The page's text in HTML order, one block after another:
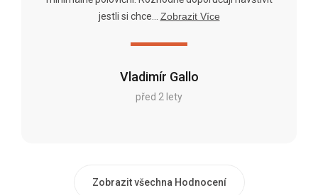
Vladimír Gallo
před 2 lety
jestli si chce...
Zobrazit Více
Zobrazit všechna Hodnocení